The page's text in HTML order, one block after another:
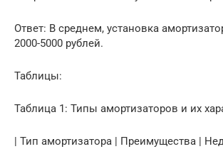
Ответ: В среднем, установка
2000-5000 рублей.
Таблицы:
Таблица 1: Типы амортизаторов и их
| Тип амортизатора | Преимущества |